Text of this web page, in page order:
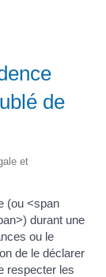
de
et
(ou <span
durant une
ou le
de le déclarer
respecter les